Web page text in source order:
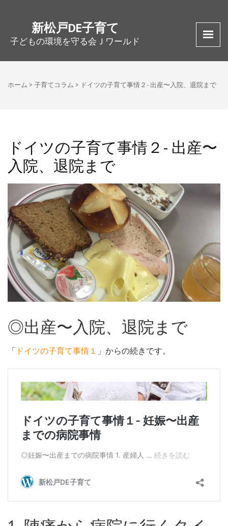
新松戸DE子育て
子どもの環境を守る会Ｊワールド
ホーム > 子育てコラム > ドイツの子育て事情２- 出産〜入院、退院まで
ドイツの子育て事情２- 出産〜
入院、退院まで
◎出産〜入院、退院まで
「 ドイツの子育て事情１ 」からの続きです。